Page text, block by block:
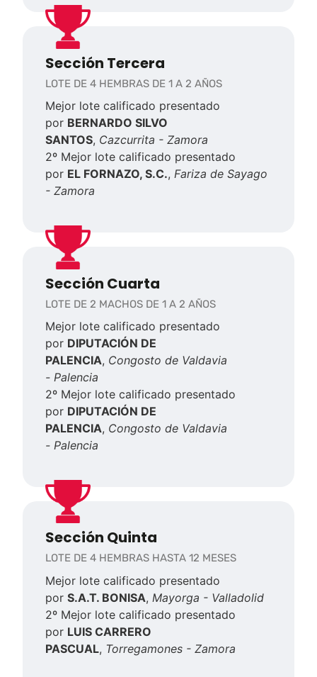
Sección Tercera
LOTE DE 4 HEMBRAS DE 1 A 2 AÑOS
Mejor lote calificado presentado
por BERNARDO SILVO
SANTOS, Cazcurrita - Zamora
2º Mejor lote calificado presentado
por EL FORNAZO, S.C., Fariza de Sayago
- Zamora
Sección Cuarta
LOTE DE 2 MACHOS DE 1 A 2 AÑOS
Mejor lote calificado presentado
por DIPUTACIÓN DE
PALENCIA, Congosto de Valdavia
- Palencia
2º Mejor lote calificado presentado
por DIPUTACIÓN DE
PALENCIA, Congosto de Valdavia
- Palencia
Sección Quinta
LOTE DE 4 HEMBRAS HASTA 12 MESES
Mejor lote calificado presentado
por S.A.T. BONISA, Mayorga - Valladolid
2º Mejor lote calificado presentado
por LUIS CARRERO
PASCUAL, Torregamones - Zamora